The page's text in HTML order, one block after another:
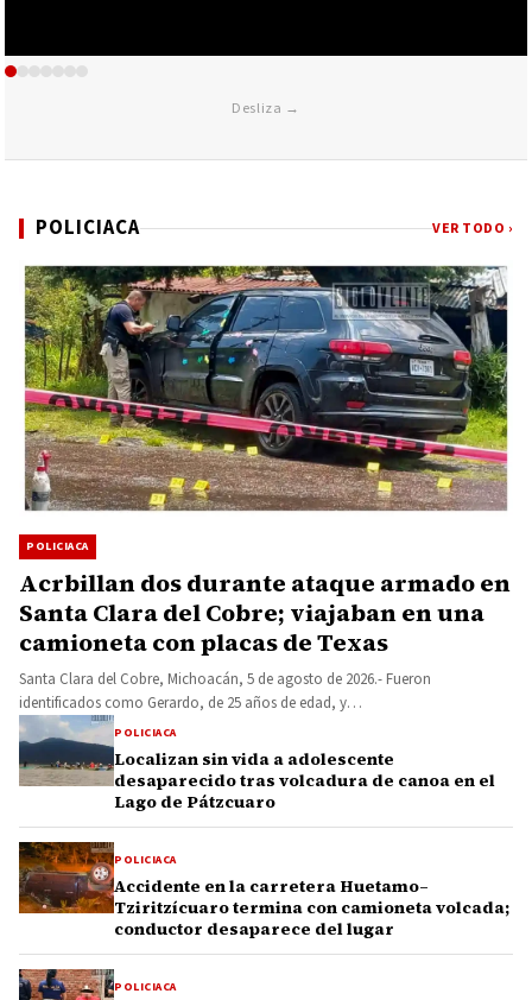
Desliza →
POLICIACA VER TODO ›
POLICIACA
Acrbillan dos durante ataque armado en
Santa Clara del Cobre; viajaban en una
camioneta con placas de Texas
Santa Clara del Cobre, Michoacán, 5 de agosto de 2026.- Fueron
identificados como Gerardo, de 25 años de edad, y…
POLICIACA
Localizan sin vida a adolescente
desaparecido tras volcadura de canoa en el
Lago de Pátzcuaro
POLICIACA
Accidente en la carretera Huetamo–
Tziritzícuaro termina con camioneta volcada;
conductor desaparece del lugar
POLICIACA